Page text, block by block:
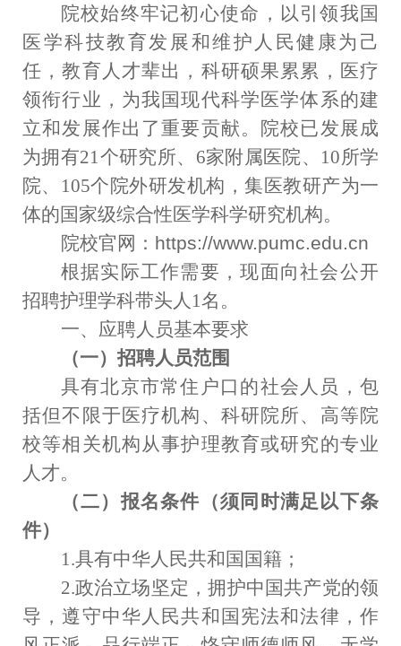
院校始终牢记初心使命，以引领我国
医学科技教育发展和维护人民健康为己
任，教育人才辈出，科研硕果累累，医疗
领衔行业，为我国现代科学医学体系的建
立和发展作出了重要贡献。院校已发展成
为拥有21个研究所、 6家附属医院、 10所学
院、 105个院外研发机构，集医教研产为一
体的国家级综合性医学科学研究机构。
院校官网：https://www.pumc.edu.cn
根据实际工作需要，现面向社会公开
招聘护理学科带头人 1名。
一、应聘人员基本要求
（一）招聘人员范围
具有北京市常住户口的社会人员，包
括但不限于医疗机构、科研院所、高等院
校等相关机构从事护理教育或研究的专业
人才。
（二）报名条件（须 同时满足以下条
件）
1.具有中华人民共和国国籍；
2.政治立场坚定，拥护中国共产党的领
导，遵守中华人民共和国宪法和法律，作